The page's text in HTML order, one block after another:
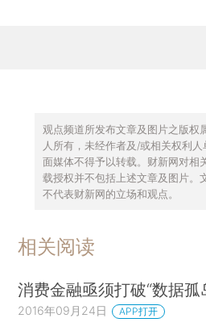
观点频道所发布文章及图片之版权
人所有，未经作者及/或相关权利
面媒体不得予以转载。财新网对相
载授权并不包括上述文章及图片。
不代表财新网的立场和观点。
相关阅读
消费金融亟须打破“数据孤
2016年09月24日 APP打开